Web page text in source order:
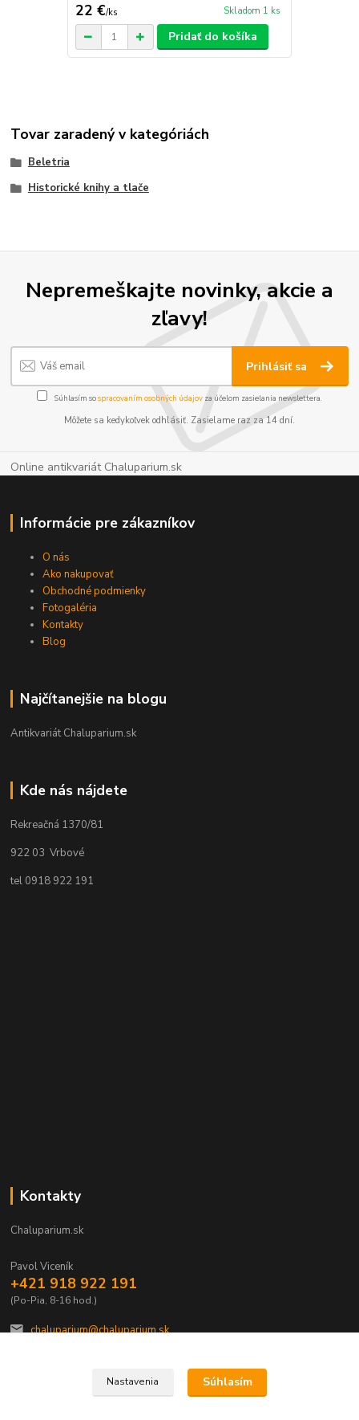
22 €/ks Skladom 1 ks
Pridať do košíka
Tovar zaradený v kategóriách
Beletria
Historické knihy a tlače
Nepremeškajte novinky, akcie a
zľavy!
Prihlásiť sa
Súhlasím sospracovaním osobných údajov za účelom zasielania newslettera.
Môžete sa kedykoľvek odhlásiť. Zasielame raz za 14 dní.
Online antikvariát Chaluparium.sk
Informácie pre zákazníkov
O nás
Ako nakupovať
Obchodné podmienky
Fotogaléria
Kontakty
Blog
Najčítanejšie na blogu
Antikvariát Chaluparium.sk
Kde nás nájdete
Rekreačná 1370/81
922 03 Vrbové
tel 0918 922 191
Kontakty
Chaluparium.sk
Pavol Viceník
+421 918 922 191
(Po-Pia, 8-16 hod.)
chaluparium@chaluparium.sk
Nastavenia Súhlasím